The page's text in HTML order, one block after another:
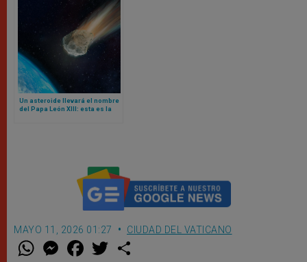
Un asteroide llevará el nombre
del Papa León XIII: esta es la
MAYO 11, 2026 01:27 CIUDAD DEL VATICANO
W M
e
F
a w